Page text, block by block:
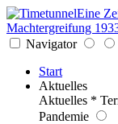
Eine
Machtergreifung
Navigator
Start
Aktuelles
Aktuelles *
Pandemie